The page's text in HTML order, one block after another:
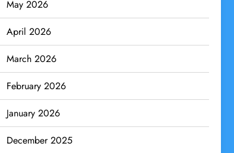
May 2026
April 2026
March 2026
February 2026
January 2026
December 2025